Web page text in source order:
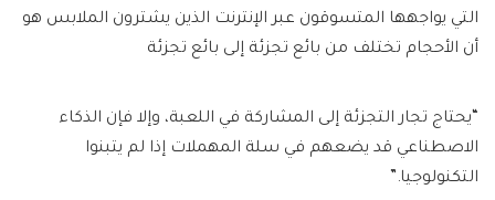
التي يواجهها المتسوقون عبر الإنترنت الذين يشترون الملابس هو
أن الأحجام تختلف من بائع تجزئة إلى بائع تجزئة
“يحتاج تجار التجزئة إلى المشاركة في اللعبة، وإلا فإن الذكاء
الاصطناعي قد يضعهم في سلة المهملات إذا لم يتبنوا
التكنولوجيا.”